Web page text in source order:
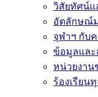
วิสัยทัศน์แ
อัตลักษณ์
จุฬาฯ กับ
ข้อมูลและ
หน่วยงาน
ร้องเรียน